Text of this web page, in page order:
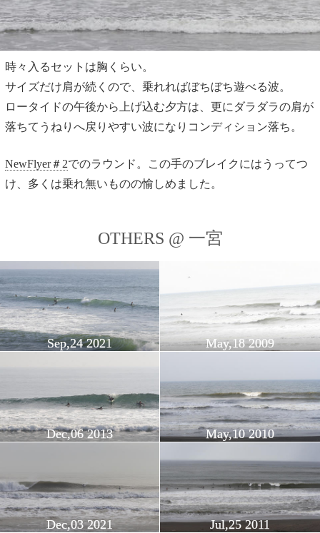
時々入るセットは胸くらい。
サイズだけ肩が続くので、乗れればぼちぼち遊べる波。
ロータイドの午後から上げ込む夕方は、更にダラダラの肩が
落ちてうねりへ戻りやすい波になりコンディション落ち。
NewFlyer＃2でのラウンド。この手のブレイクにはうってつ
け、多くは乗れ無いものの愉しめました。
OTHERS @ 一宮
Sep,24 2021 May,18 2009
Dec,06 2013 May,10 2010
Dec,03 2021 Jul,25 2011